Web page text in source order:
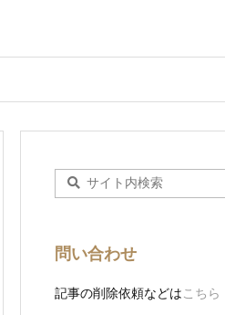
問い合わせ
記事の削除依頼などは こちら